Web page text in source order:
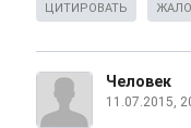
ЦИТИРОВАТЬ
Человек
11.07.2015,